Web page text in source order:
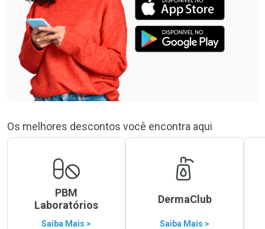
Os melhores descontos você encontra aqui
PBM
Laboratórios
Saiba Mais >
DermaClub
Saiba Mais >